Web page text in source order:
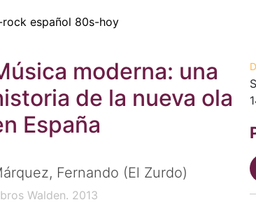
rock español 80s-hoy
moderna: una
de la nueva ola
España
Fernando (El Zurdo)
Walden. 2013